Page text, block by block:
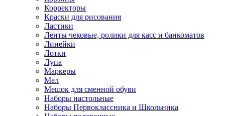
Корректоры
Краски для рисования
Ластики
Ленты чековые, ролики для касс и банкоматов
Линейки
Лотки
Лупа
Маркеры
Мел
Мешок для сменной обуви
Наборы настольные
Наборы Первоклассника и Школьника